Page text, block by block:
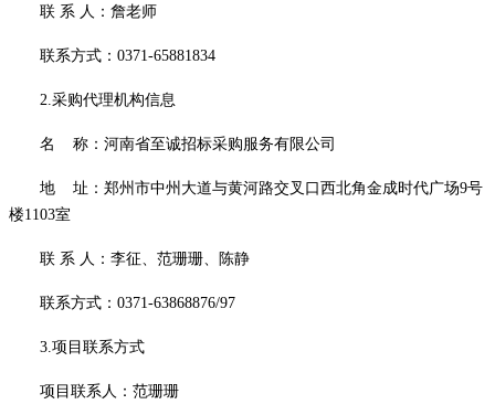
联 系 人： 詹老师
联系方式： 0371-65881834
2.采购代理机构信息
名 称：河南省至诚招标采购服务有限公司
地 址：郑州市中州大道与黄河路交叉口西北角金成时代广场9号
楼1103室
联 系 人： 李征、范珊珊、陈静
联系方式： 0371-63868876/97
3.项目联系方式
项目联系人： 范珊珊